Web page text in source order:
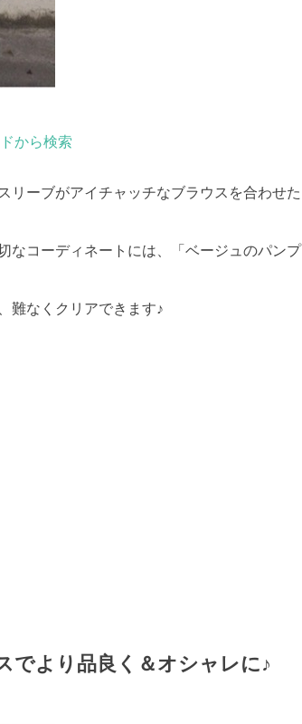
から検索
リーブがアイチャッチなブラウスを合わせた
なコーディネートには、「ベージュのパンプ
難なくクリアできます♪
でより品良く＆オシャレに♪